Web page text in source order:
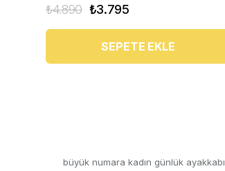
₺3.795
₺4.890
SEPETE EKLE
büyük numara kadın günlük ayakkabı